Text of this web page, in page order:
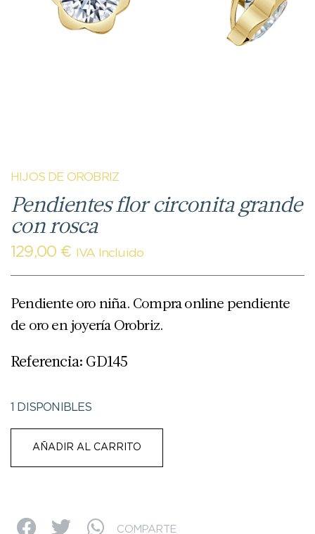
HIJOS DE OROBRIZ
Pendientes flor circonita grande
con rosca
129,00 € IVA Incluido
Pendiente oro niña. Compra online pendiente
de oro en joyería Orobriz.
Referencia: GD145
1 DISPONIBLES
AÑADIR AL CARRITO
COMPARTE